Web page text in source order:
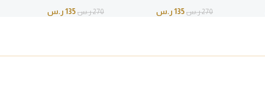
270ر.س135 ر.س 270ر.س135 ر.س